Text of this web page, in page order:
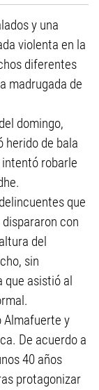
y una
violenta en la
diferentes
madrugada de
domingo,
herido de bala
robarle
que
con
del
sin
que asistió al
Almafuerte y
De acuerdo a
40 años
protagonizar